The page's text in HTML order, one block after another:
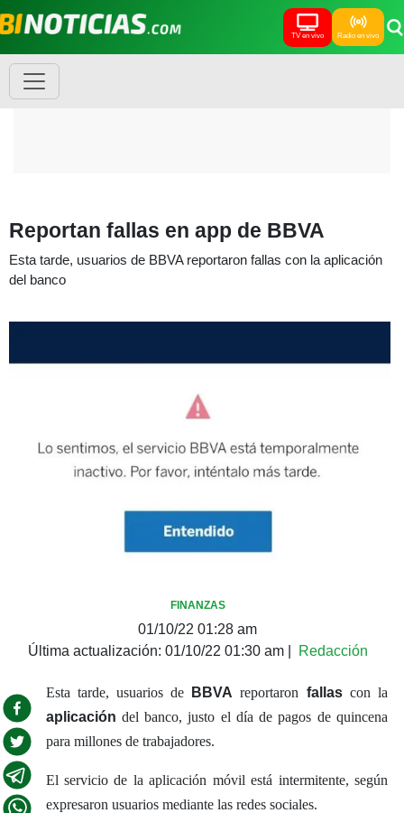
TV en vivo Radio en vivo
Reportan fallas en app de BBVA
Esta tarde, usuarios de BBVA reportaron fallas con la aplicación
del banco
FINANZAS
01/10/22 01:28 am
Última actualización: 01/10/22 01:30 am| Redacción
Esta tarde, usuarios de BBVA reportaron fallascon la
aplicación del banco, justo el día de pagos de quincena
para millones de trabajadores.
El servicio de la aplicación móvil está intermitente, según
expresaron usuarios mediante las redes sociales.